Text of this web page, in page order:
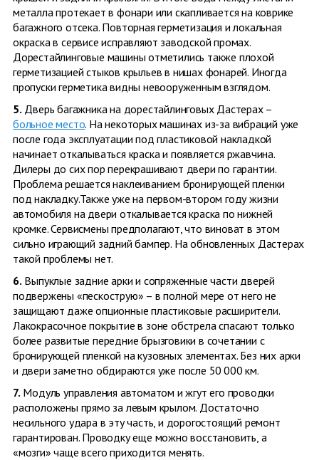
металла протекает в фонари или скапливается на коврике
багажного отсека. Повторная герметизация и локальная
окраска в сервисе исправляют заводской промах.
Дорестайлинговые машины отметились также плохой
герметизацией стыков крыльев в нишах фонарей. Иногда
пропуски герметика видны невооруженным взглядом.
5. Дверь багажника на дорестайлинговых Дастерах –
больное место. На некоторых машинах из-за вибраций уже
после года эксплуатации под пластиковой накладкой
начинает откалываться краска и появляется ржавчина.
Дилеры до сих пор перекрашивают двери по гарантии.
Проблема решается наклеиванием бронирующей пленки
под накладку.Также уже на первом-втором году жизни
автомобиля на двери откалывается краска по нижней
кромке. Сервисмены предполагают, что виноват в этом
сильно играющий задний бампер. На обновленных Дастерах
такой проблемы нет.
6. Выпуклые задние арки и сопряженные части дверей
подвержены «пескострую» – в полной мере от него не
защищают даже опционные пластиковые расширители.
Лакокрасочное покрытие в зоне обстрела спасают только
более развитые передние брызговики в сочетании с
бронирующей пленкой на кузовных элементах. Без них арки
и двери заметно обдираются уже после 50 000 км.
7. Модуль управления автоматом и жгут его проводки
расположены прямо за левым крылом. Достаточно
несильного удара в эту часть, и дорогостоящий ремонт
гарантирован. Проводку еще можно восстановить, а
«мозги» чаще всего приходится менять.